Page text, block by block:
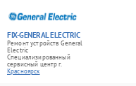
FIX-GENERAL ELECTRIC
Ремонт устройств General
Electric
Специализированный
cервисный центр г.
Красноярск